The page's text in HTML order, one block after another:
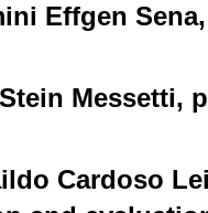
Effgen Sena
Messetti,
Cardoso